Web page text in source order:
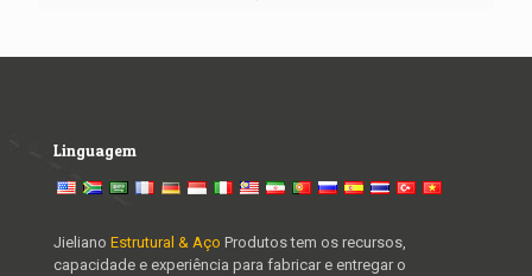
Linguagem
Jieliano Estrutural & Aço Produtos tem os recursos,
capacidade e experiência para fabricar e entregar o